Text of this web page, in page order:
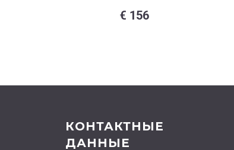
€ 156
КОНТАКТНЫЕ
ДАННЫЕ